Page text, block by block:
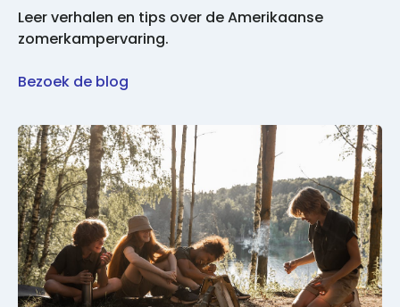
Leer verhalen en tips over de Amerikaanse
zomerkampervaring.
Bezoek de blog